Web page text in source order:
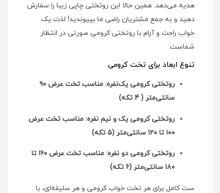
هدیه می‌دهد. همین حالا این روتختی چاپی زیبا را سفارش
دهید و به جمع مشتریان راضی ما بپیوندید! لذت یک
خواب راحت و آرام با روتختی کرومی صورتی در انتظار
شماست.
تنوع ابعاد برای تخت کرومی
روتختی کرومی یک‌نفره: مناسب تخت عرض ۹۰
سانتی‌متر ( 4 تکه)
روتختی کرومی یک و نیم نفره: مناسب تخت عرض
۱۰۰ تا ۱۲۰ سانتی‌متر (5 تکه)
روتختی کرومی دو نفره: مناسب تخت عرض ۱۶۰ تا
۱۸۰ سانتی‌متر (6 تکه)
ست کامل برای هر تخت خواب کرومی و هر سلیقه‌ای، با